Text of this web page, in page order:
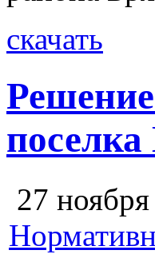
скачать
27